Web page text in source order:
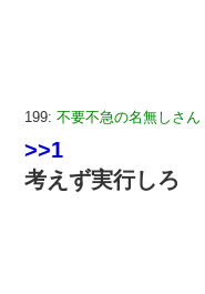
199: 不要不急の名無しさん
>>1
考えず実行しろ